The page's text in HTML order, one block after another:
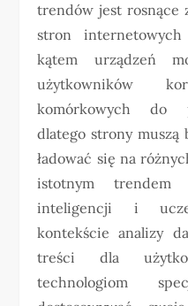
trendów jest rosnące
stron
kątem urządzeń
użytkowników
komórkowych do
dlatego strony muszą
ładować się na
istotnym trendem
inteligencji i
kontekście analizy
treści dla
technologiom